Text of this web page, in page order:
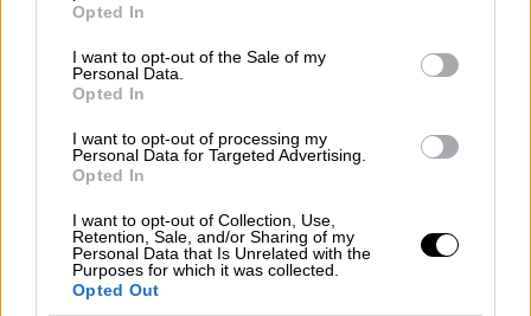
use your data for below specified purposes in below Google
consent section.
Opted In
I want to opt-out of the Sale of my
Personal Data.
Opted In
I want to opt-out of processing my
Personal Data for Targeted Advertising.
Opted In
I want to opt-out of Collection, Use,
Retention, Sale, and/or Sharing of my
Personal Data that Is Unrelated with the
Purposes for which it was collected.
Opted Out